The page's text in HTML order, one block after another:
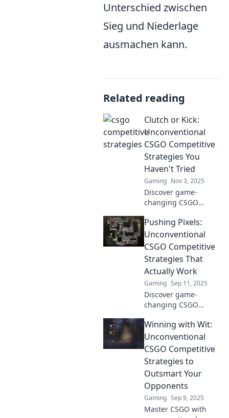
Unterschied zwischen
Sieg und Niederlage
ausmachen kann.
Related reading
Clutch or Kick:
Unconventional
CSGO Competitive
Strategies You
Haven't Tried
Gaming Nov 3, 2025
Discover game-
changing CSGO
elevate your
gameplay. Unlock
unconventional
tactics to outsmart
your opponents
today!
Pushing Pixels:
Unconventional
CSGO Competitive
Strategies That
Actually Work
Gaming Sep 11, 2025
Discover game-
changing CSGO
the norm! Unlock the
secrets to elevate
your competitive play
and dominate the
battlefield!
Winning with Wit:
Unconventional
CSGO Competitive
Strategies to
Outsmart Your
Opponents
Gaming Sep 9, 2025
Master CSGO with